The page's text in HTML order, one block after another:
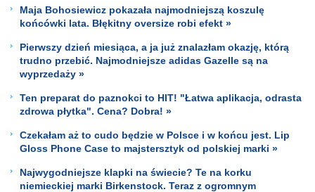
Maja Bohosiewicz pokazała najmodniejszą koszulę
końcówki lata. Błękitny oversize robi efekt »
Pierwszy dzień miesiąca, a ja już znalazłam okazję, którą
trudno przebić. Najmodniejsze adidas Gazelle są na
wyprzedaży »
Ten preparat do paznokci to HIT! "Łatwa aplikacja, odrasta
zdrowa płytka". Cena? Dobra! »
Czekałam aż to cudo będzie w Polsce i w końcu jest. Lip
Gloss Phone Case to majstersztyk od polskiej marki »
Najwygodniejsze klapki na świecie? Te na korku
niemieckiej marki Birkenstock. Teraz z ogromnym